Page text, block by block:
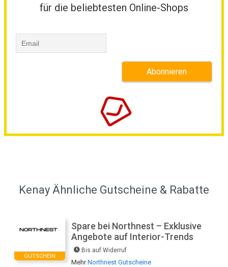
für die beliebtesten Online-Shops
Kenay Ähnliche Gutscheine & Rabatte
GUTSCHEIN
Spare bei Northnest – Exklusive
Angebote auf Interior-Trends
Bis auf Widerruf
MehrNorthnest Gutscheine